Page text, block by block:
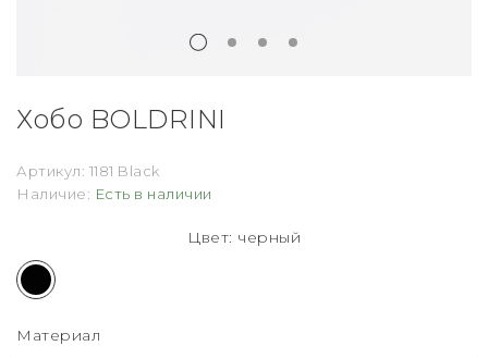
Хобо BOLDRINI
Артикул: 1181 Black
Наличие: Есть в наличии
Цвет: черный
Материал